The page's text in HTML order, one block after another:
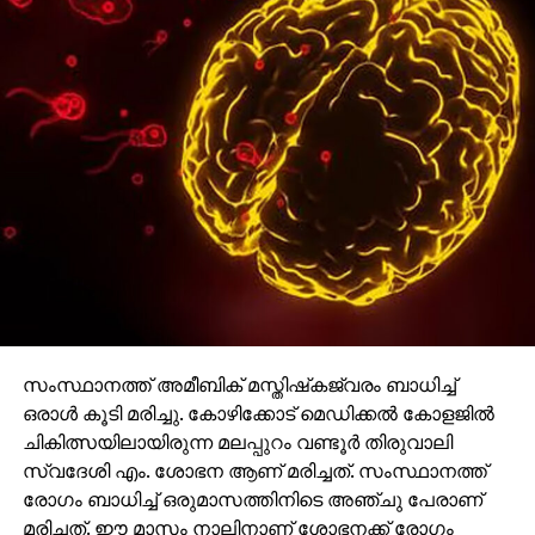
ശ്വാസകോശ അര്‍ബുദ കോശങ്ങള്‍ക്ക് സാധാരണ
കോശങ്ങളില്‍ നിന്ന് വ്യത്യസ്തമായ കെമിക്കല്‍
ഫിംഗര്‍പ്രിന്റ് ഉണ്ടെന്ന് പഠനത്തില്‍ കണ്ടെത്തി. ഐഎ
ഉപയോഗിച്ച് ഈ ഡാറ്റ ഡിജിറ്റലായി വിശകലനം
ചെയ്യുമ്പോള്‍, ദശലക്ഷക്കണക്കിന് സാധാരണ
കോശങ്ങള്‍ക്കിടയില്‍ നിന്ന് ഒരു കാന്‍സര്‍ കോശത്തെ
പോലും കണ്ടെത്താന്‍ സാധിക്കുമെന്ന് ഗവേഷകര്‍
ADVERTISEMENT
സംസ്ഥാനത്ത് അമീബിക് മസ്തിഷ്‌കജ്വരം ബാധിച്ച്
ഒരാള്‍ കൂടി മരിച്ചു. കോഴിക്കോട് മെഡിക്കല്‍ കോളജില്‍
ചികിത്സയിലായിരുന്ന മലപ്പുറം വണ്ടൂര്‍ തിരുവാലി
സ്വദേശി എം. ശോഭന ആണ് മരിച്ചത്. സംസ്ഥാനത്ത്
രോഗം ബാധിച്ച് ഒരുമാസത്തിനിടെ അഞ്ചു പേരാണ്
മരിച്ചത്. ഈ മാസം നാലിനാണ് ശോഭനക്ക് രോഗം